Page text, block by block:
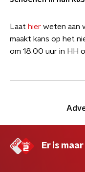
Laat hier weten aan
maakt kans op het
om 18.00 uur in HH
Er is